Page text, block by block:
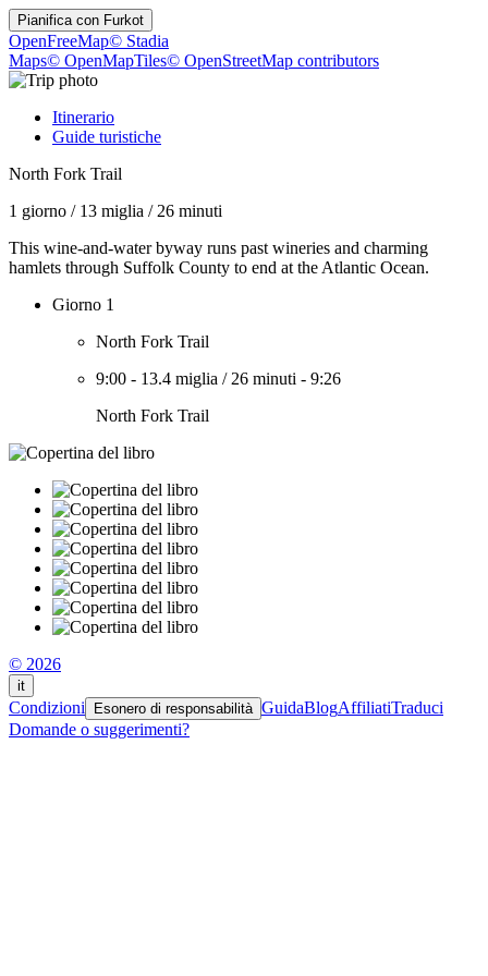
Pianifica con Furkot
OpenFreeMap© Stadia
Maps© OpenMapTiles© OpenStreetMap contributors
Itinerario
Guide turistiche
North Fork Trail
1 giorno / 13 miglia / 26 minuti
This wine-and-water byway runs past wineries and charming
hamlets through Suffolk County to end at the Atlantic Ocean.
Giorno 1
North Fork Trail
9:00 - 13.4 miglia / 26 minuti - 9:26
North Fork Trail
© 2026
it
Condizioni Esonero di responsabilità GuidaBlogAffiliatiTraduci
Domande o suggerimenti?